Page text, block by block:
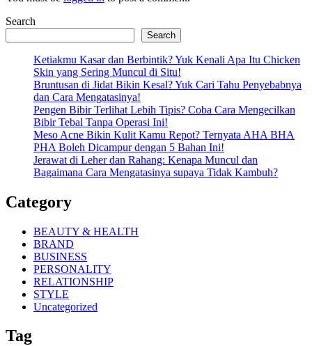
Search
Search
Ketiakmu Kasar dan Berbintik? Yuk Kenali Apa Itu Chicken
Skin yang Sering Muncul di Situ!
Bruntusan di Jidat Bikin Kesal? Yuk Cari Tahu Penyebabnya
dan Cara Mengatasinya!
Pengen Bibir Terlihat Lebih Tipis? Coba Cara Mengecilkan
Bibir Tebal Tanpa Operasi Ini!
Meso Acne Bikin Kulit Kamu Repot? Ternyata AHA BHA
PHA Boleh Dicampur dengan 5 Bahan Ini!
Jerawat di Leher dan Rahang: Kenapa Muncul dan
Bagaimana Cara Mengatasinya supaya Tidak Kambuh?
Category
BEAUTY & HEALTH
BRAND
BUSINESS
PERSONALITY
RELATIONSHIP
STYLE
Uncategorized
Tag